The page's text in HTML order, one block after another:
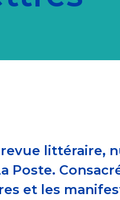
littéraire,
Poste.
et les